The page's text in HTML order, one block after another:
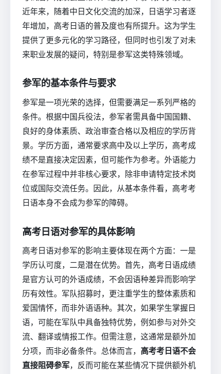
近年来，随着中日文化交流的加深，日语学习者逐
年增加，高考日语的普及度也有所提升。这为学生
提供了更多元化的学习路径，但同时也引发了对未
来职业发展的疑问，特别是参军这类特殊领域。
参军的基本条件与要求
参军是一项光荣的选择，但需要满足一系列严格的
条件。根据中国兵役法，参军者需具备中国国籍、
良好的身体素质、政治审查合格以及相应的学历背
景。学历方面，通常要求高中及以上学历，高考成
绩不是直接决定因素，但可能作为参考。外语能力
在参军过程中并非核心要求，除非申请特定技术岗
位或国际交流任务。因此，从基本条件看，高考考
日语本身不会成为参军的障碍。
高考日语对参军的具体影响
高考日语对参军的影响主要体现在两个方面：一是
学历认可度，二是潜在优势。首先，高考日语成绩
是官方认可的外语成绩，不会因语种差异而影响学
历有效性。军队招募时，更注重学生的整体素质和
爱国情怀，而非外语语种。其次，如果学生掌握日
语，可能在军队中具备独特优势，例如参与对外交
流、翻译或情报工作。但需注意，这通常是额外加
分项，而非必备条件。总体而言， 高考考日语不会
直接阻碍参军，反而可能在某些情况下提供额外机